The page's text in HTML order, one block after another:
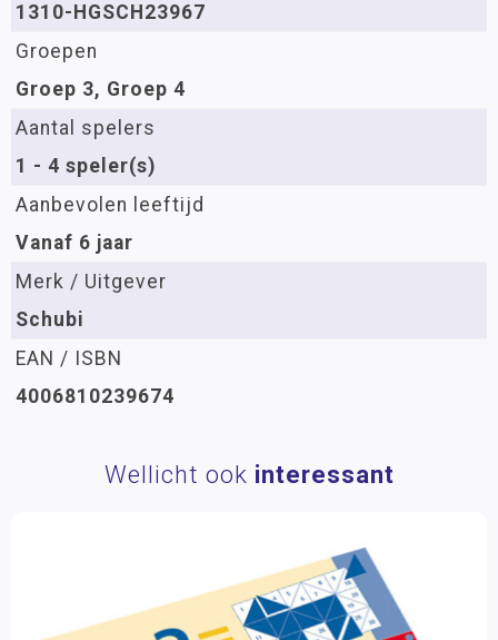
1310-HGSCH23967
Groepen
Groep 3, Groep 4
Aantal spelers
1 - 4 speler(s)
Aanbevolen leeftijd
Vanaf 6 jaar
Merk / Uitgever
Schubi
EAN / ISBN
4006810239674
Wellicht ook interessant